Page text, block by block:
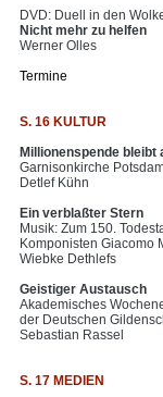
DVD: Duell in den
Nicht mehr zu helfen
Werner Olles
Termine
S. 16 KULTUR
Millionenspende bleibt
Garnisonkirche
Detlef Kühn
Ein verblaßter Stern
Musik: Zum 150.
Komponisten Giacomo
Wiebke Dethlefs
Geistiger Austausch
Akademisches
der Deutschen
Sebastian Rassel
S. 17 MEDIEN